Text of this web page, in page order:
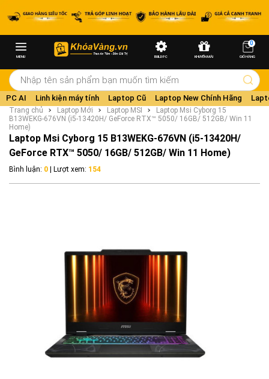
MENU BUILD PC KHUYẾN MÃI
0
GIỎ HÀNG
PC AI Linh kiện máy tính Laptop Cũ Laptop New Chính Hãng
Trang chủ Laptop Mới Laptop MSI
Laptop Msi Cyborg 15
B13WEKG-676VN (i5-13420H/ GeForce RTX™ 5050/ 16GB/ 512GB/ Win 11
Home)
Laptop Msi Cyborg 15 B13WEKG-676VN (i5-13420H/
GeForce RTX™ 5050/ 16GB/ 512GB/ Win 11 Home)
Bình luận: 0 | Lượt xem: 154